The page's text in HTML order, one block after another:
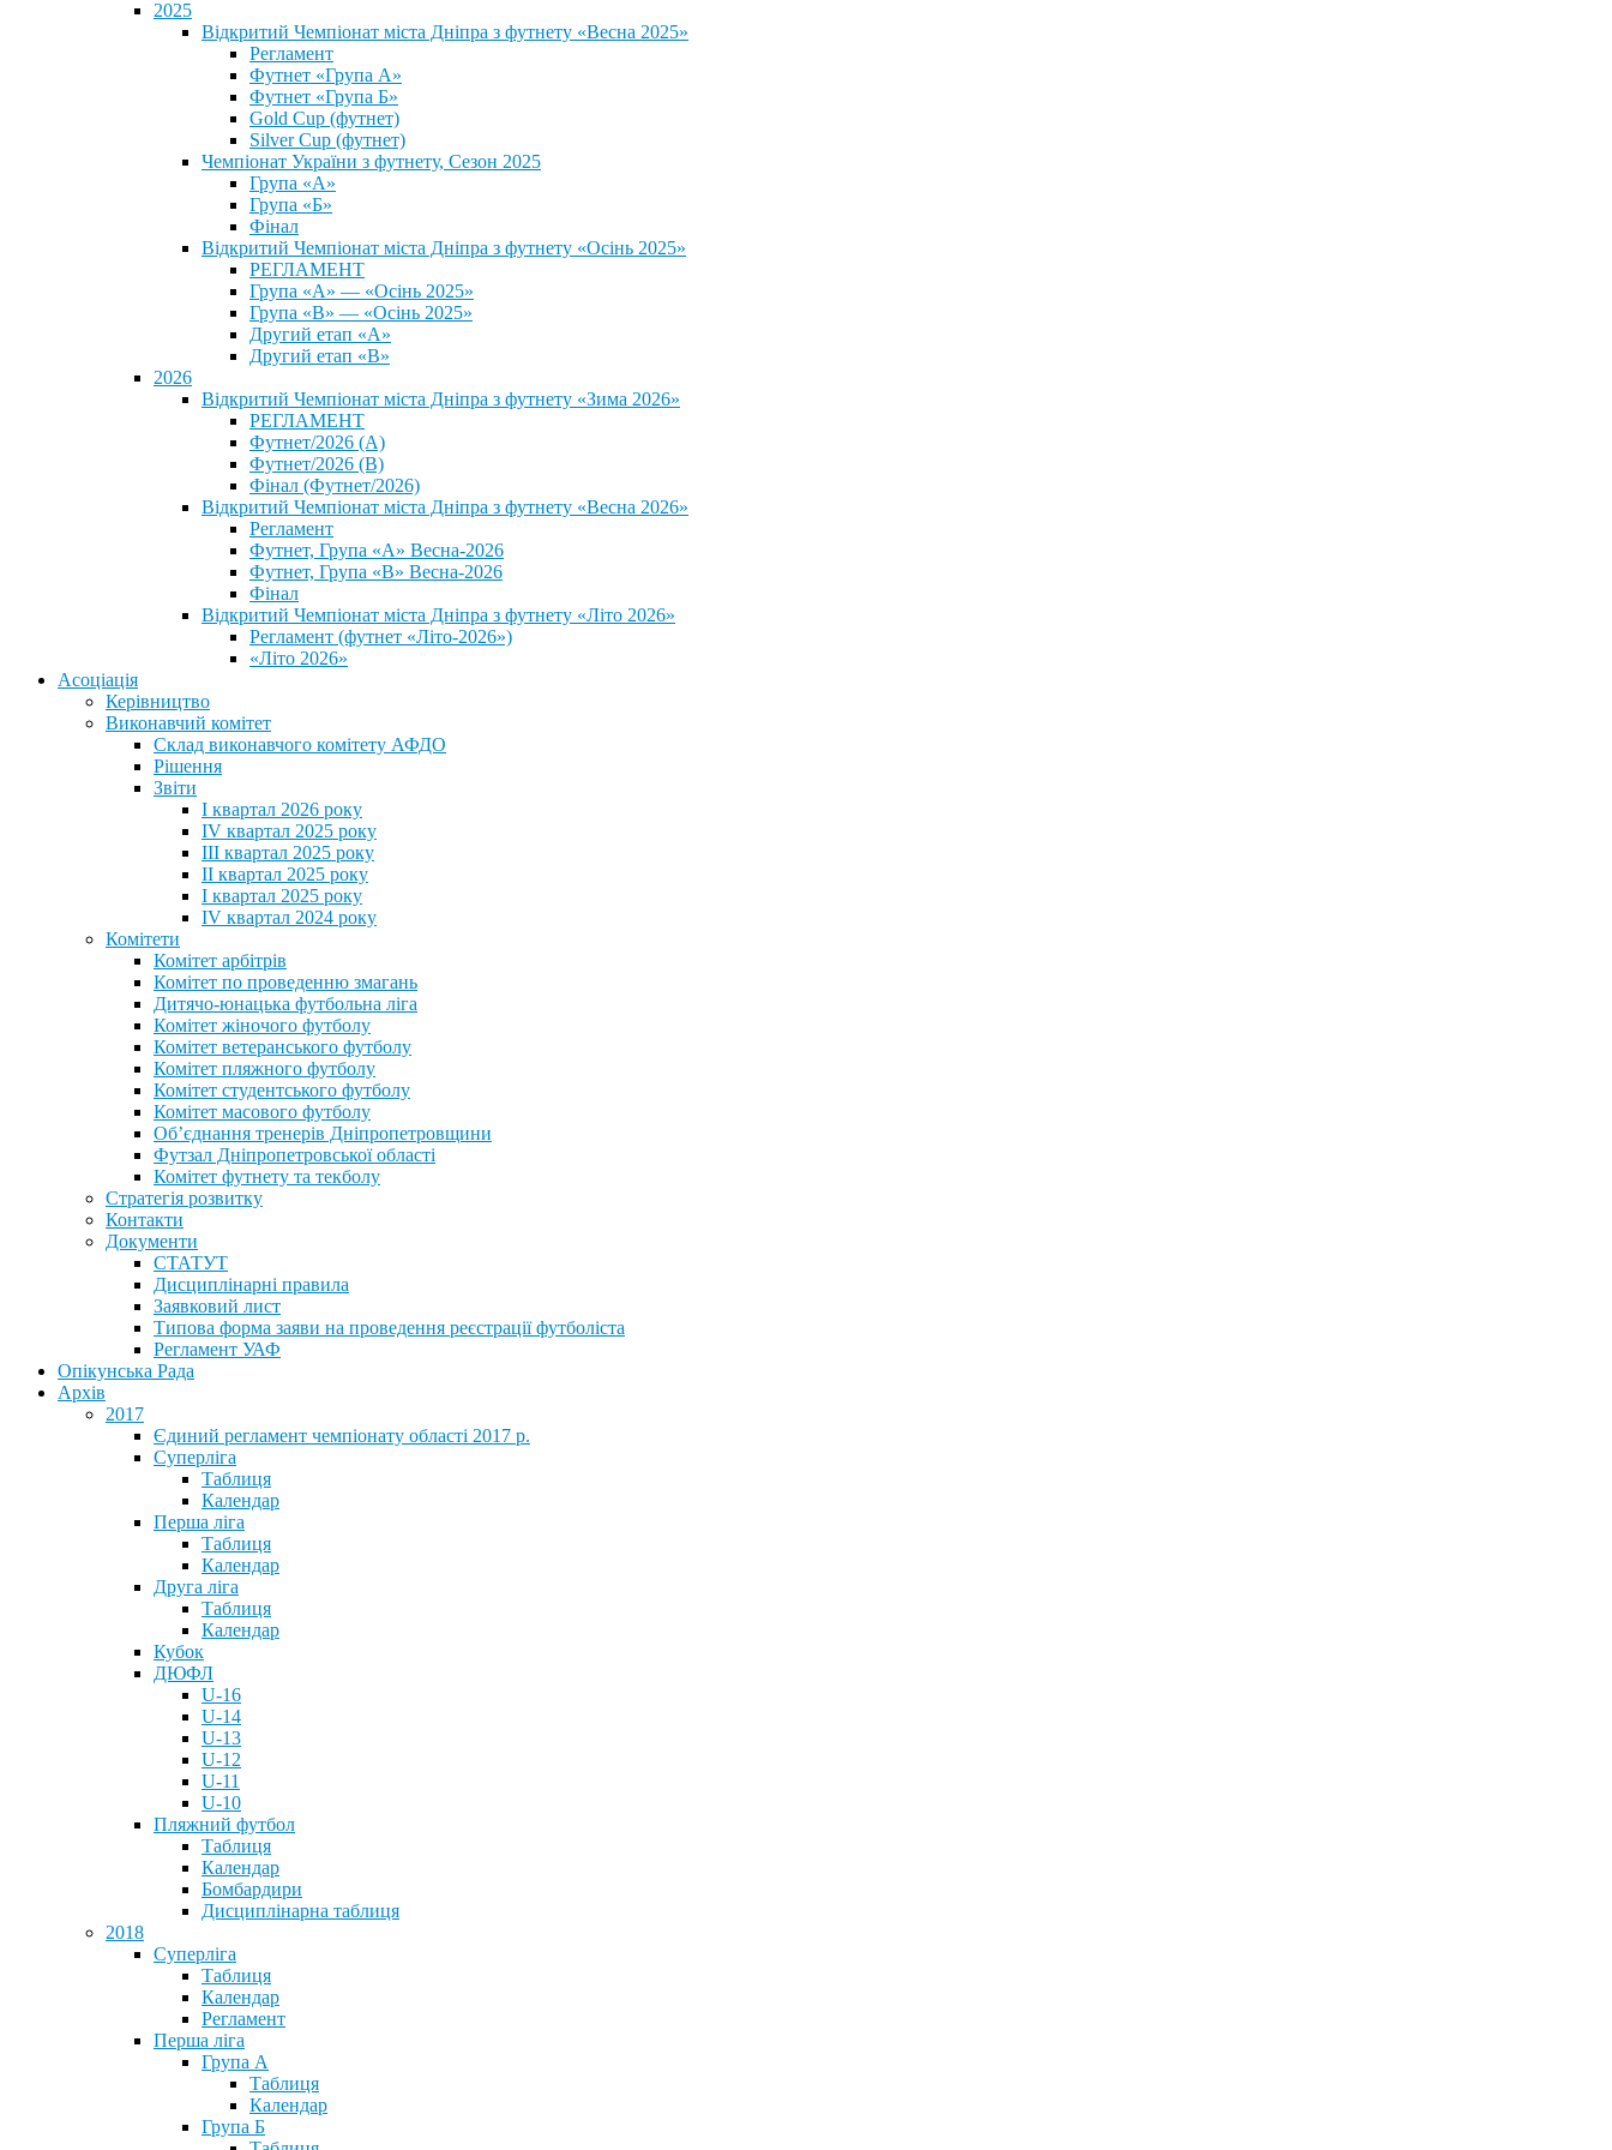
2025
Відкритий Чемпіонат міста Дніпра з футнету «Весна 2025»
Регламент
Футнет «Група А»
Футнет «Група Б»
Gold Cup (футнет)
Silver Cup (футнет)
Чемпіонат України з футнету, Сезон 2025
Група «А»
Група «Б»
Фінал
Відкритий Чемпіонат міста Дніпра з футнету «Осінь 2025»
РЕГЛАМЕНТ
Група «А» — «Осінь 2025»
Група «В» — «Осінь 2025»
Другий етап «А»
Другий етап «В»
2026
Відкритий Чемпіонат міста Дніпра з футнету «Зима 2026»
РЕГЛАМЕНТ
Футнет/2026 (А)
Футнет/2026 (В)
Фінал (Футнет/2026)
Відкритий Чемпіонат міста Дніпра з футнету «Весна 2026»
Регламент
Футнет, Група «А» Весна-2026
Футнет, Група «В» Весна-2026
Фінал
Відкритий Чемпіонат міста Дніпра з футнету «Літо 2026»
Регламент (футнет «Літо-2026»)
«Літо 2026»
Асоціація
Керівництво
Виконавчий комітет
Склад виконавчого комітету АФДО
Рішення
Звіти
I квартал 2026 року
IV квартал 2025 року
III квартал 2025 року
II квартал 2025 року
I квартал 2025 року
IV квартал 2024 року
Комітети
Комітет арбітрів
Комітет по проведенню змагань
Дитячо-юнацька футбольна ліга
Комітет жіночого футболу
Комітет ветеранського футболу
Комітет пляжного футболу
Комітет студентського футболу
Комітет масового футболу
Обʼєднання тренерів Дніпропетровщини
Футзал Дніпропетровської області
Комітет футнету та текболу
Стратегія розвитку
Контакти
Документи
СТАТУТ
Дисциплінарні правила
Заявковий лист
Типова форма заяви на проведення реєстрації футболіста
Регламент УАФ
Опікунська Рада
Архів
2017
Єдиний регламент чемпіонату області 2017 р.
Суперліга
Таблиця
Календар
Перша ліга
Таблиця
Календар
Друга ліга
Таблиця
Календар
Кубок
ДЮФЛ
U-16
U-14
U-13
U-12
U-11
U-10
Пляжний футбол
Таблиця
Календар
Бомбардири
Дисциплінарна таблиця
2018
Суперліга
Таблиця
Календар
Регламент
Перша ліга
Група А
Таблиця
Календар
Група Б